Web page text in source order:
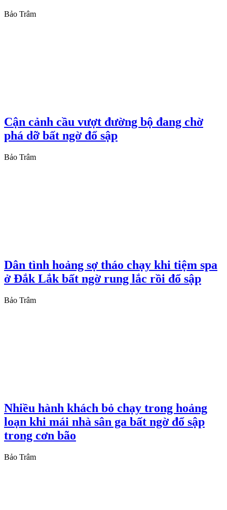
Bảo Trâm
Cận cảnh cầu vượt đường bộ đang chờ
phá dỡ bất ngờ đổ sập
Bảo Trâm
Dân tình hoảng sợ tháo chạy khi tiệm spa
ở Đắk Lắk bất ngờ rung lắc rồi đổ sập
Bảo Trâm
Nhiều hành khách bỏ chạy trong hoảng
loạn khi mái nhà sân ga bất ngờ đổ sập
trong cơn bão
Bảo Trâm